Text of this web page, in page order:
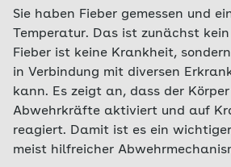
Sie haben Fieber gemessen und
Temperatur. Das ist zunächst kein
Fieber ist keine Krankheit,
in Verbindung mit diversen
kann. Es zeigt an, dass der
Abwehrkräfte aktiviert und auf
reagiert. Damit ist es ein
meist hilfreicher